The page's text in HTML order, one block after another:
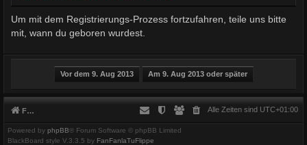
Um mit dem Registrierungs-Prozess fortzufahren, teile uns bitte
mit, wann du geboren wurdest.
Foren-Übersicht Alle Zeiten sind UTC+01:00
Powered by phpBB® Forum Software © phpBB Limited
BlackBoard style V.3.3.5 by FanFanlaTuFlippe